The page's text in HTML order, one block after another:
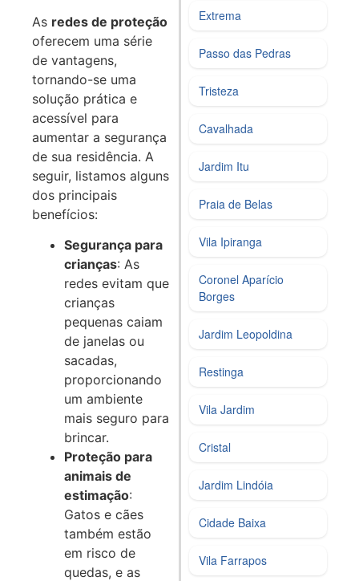
As redes de proteção
oferecem uma série
de vantagens,
tornando-se uma
solução prática e
acessível para
aumentar a segurança
de sua residência. A
seguir, listamos alguns
dos principais
benefícios:
Segurança para
crianças: As
redes evitam que
crianças
pequenas caiam
de janelas ou
sacadas,
proporcionando
um ambiente
mais seguro para
brincar.
Proteção para
animais de
estimação:
Gatos e cães
também estão
em risco de
quedas, e as
Extrema
Passo das Pedras
Tristeza
Cavalhada
Jardim Itu
Praia de Belas
Vila Ipiranga
Coronel Aparício
Borges
Jardim Leopoldina
Restinga
Vila Jardim
Cristal
Jardim Lindóia
Cidade Baixa
Vila Farrapos